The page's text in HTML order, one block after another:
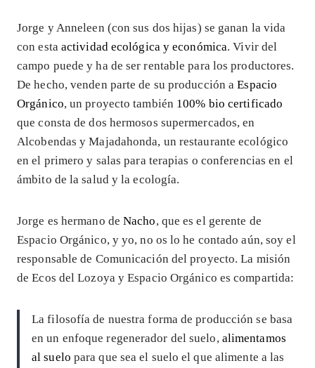
Jorge y Anneleen (con sus dos hijas) se ganan la vida
con esta actividad ecológica y económica. Vivir del
campo puede y ha de ser rentable para los productores.
De hecho, venden parte de su producción aEspacio
Orgánico, un proyecto también 100% bio certificado
que consta de dos hermosos supermercados, en
Alcobendas y Majadahonda, un restaurante ecológico
en el primero y salas para terapias o conferencias en el
ámbito de la salud y la ecología.
Jorge es hermano deNacho, que es el gerente de
Espacio Orgánico, y yo, no os lo he contado aún, soy el
responsable de Comunicación del proyecto. La misión
de Ecos del Lozoya y Espacio Orgánico es compartida:
La filosofía de nuestra forma de producción se basa
en un enfoque regenerador del suelo, alimentamos
al suelo para que sea el suelo el que alimente a las